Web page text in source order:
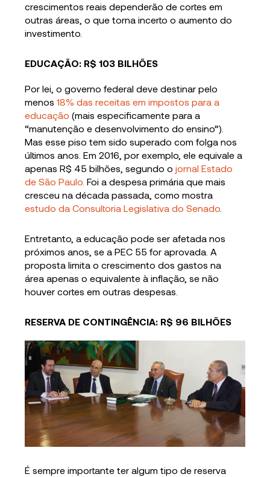
crescimentos reais dependerão de cortes em
outras áreas, o que torna incerto o aumento do
investimento.
EDUCAÇÃO: R$ 103 BILHÕES
Por lei, o governo federal deve destinar pelo
menos18% das receitas em impostos para a
educação (mais especificamente para a
“manutenção e desenvolvimento do ensino”).
Mas esse piso tem sido superado com folga nos
últimos anos. Em 2016, por exemplo, ele equivale a
apenas R$ 45 bilhões, segundo ojornal Estado
de São Paulo. Foi a despesa primária que mais
cresceu na década passada, como mostra
estudo da Consultoria Legislativa do Senado
Entretanto, a educação pode ser afetada nos
próximos anos, se a PEC 55 for aprovada. A
proposta limita o crescimento dos gastos na
área apenas o equivalente à inflação, se não
houver cortes em outras despesas.
RESERVA DE CONTINGÊNCIA: R$ 96 BILHÕES
É sempre importante ter algum tipo de reserva